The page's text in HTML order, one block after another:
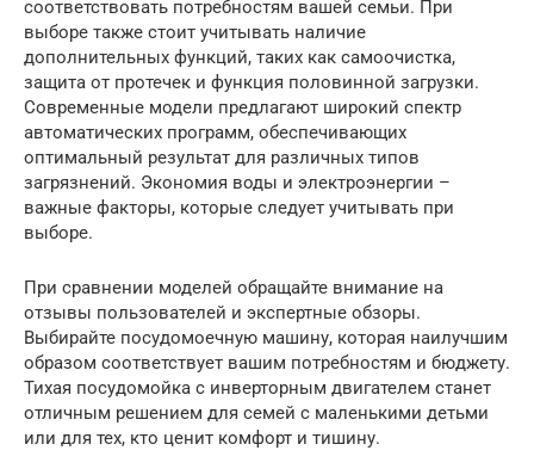
соответствовать потребностям вашей семьи. При
выборе также стоит учитывать наличие
дополнительных функций, таких как самоочистка,
защита от протечек и функция половинной загрузки.
Современные модели предлагают широкий спектр
автоматических программ, обеспечивающих
оптимальный результат для различных типов
загрязнений. Экономия воды и электроэнергии –
важные факторы, которые следует учитывать при
выборе.
При сравнении моделей обращайте внимание на
отзывы пользователей и экспертные обзоры.
Выбирайте посудомоечную машину, которая наилучшим
образом соответствует вашим потребностям и бюджету.
Тихая посудомойка с инверторным двигателем станет
отличным решением для семей с маленькими детьми
или для тех, кто ценит комфорт и тишину.